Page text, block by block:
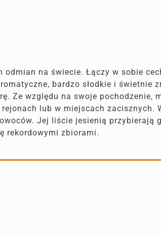
odmian na świecie. Łączy w sobie
bardzo słodkie i świetnie
Ze względu na swoje pochodzenie,
lub w miejscach zacisznych.
Jej liście jesienią przybierają
rekordowymi zbiorami.